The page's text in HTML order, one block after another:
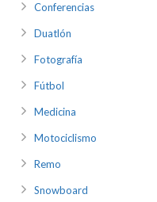
Conferencias
Duatlón
Fotografía
Fútbol
Medicina
Motociclismo
Remo
Snowboard